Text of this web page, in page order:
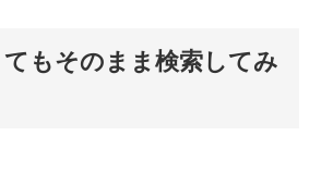
もそのまま検索してみ